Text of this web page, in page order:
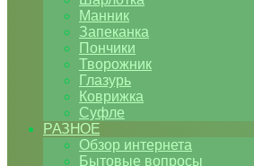
Манник
Запеканка
Пончики
Творожник
Глазурь
Коврижка
Суфле
РАЗНОЕ
Обзор интернета
Бытовые вопросы